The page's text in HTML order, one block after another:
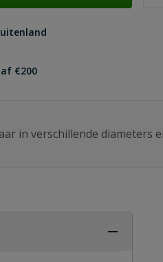
€200
in verschillende diameters